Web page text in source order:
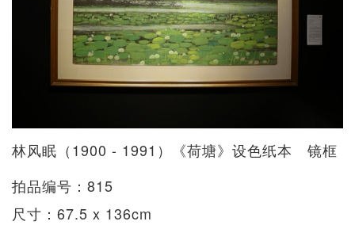
林风眠（1900 - 1991）《荷塘》设色纸本 镜框
拍品编号：815
尺寸：67.5 x 136cm